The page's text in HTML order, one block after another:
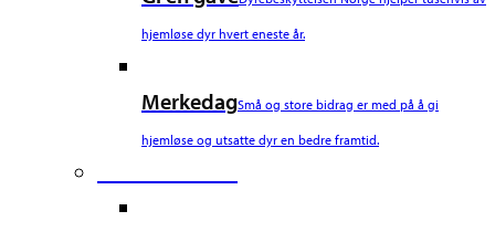
hjemløse dyr hvert eneste år.
MerkedagSmå og store bidrag er med på å gi
hjemløse og utsatte dyr en bedre framtid.